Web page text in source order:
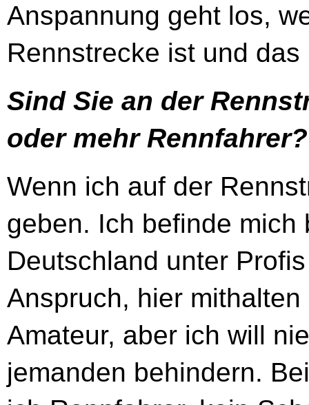
Anspannung geht los,
Rennstrecke ist und
Sind Sie an der
oder mehr Rennfahrer?
Wenn ich auf der
geben. Ich befinde mich
Deutschland unter
Anspruch, hier
Amateur, aber ich will
jemanden behindern.